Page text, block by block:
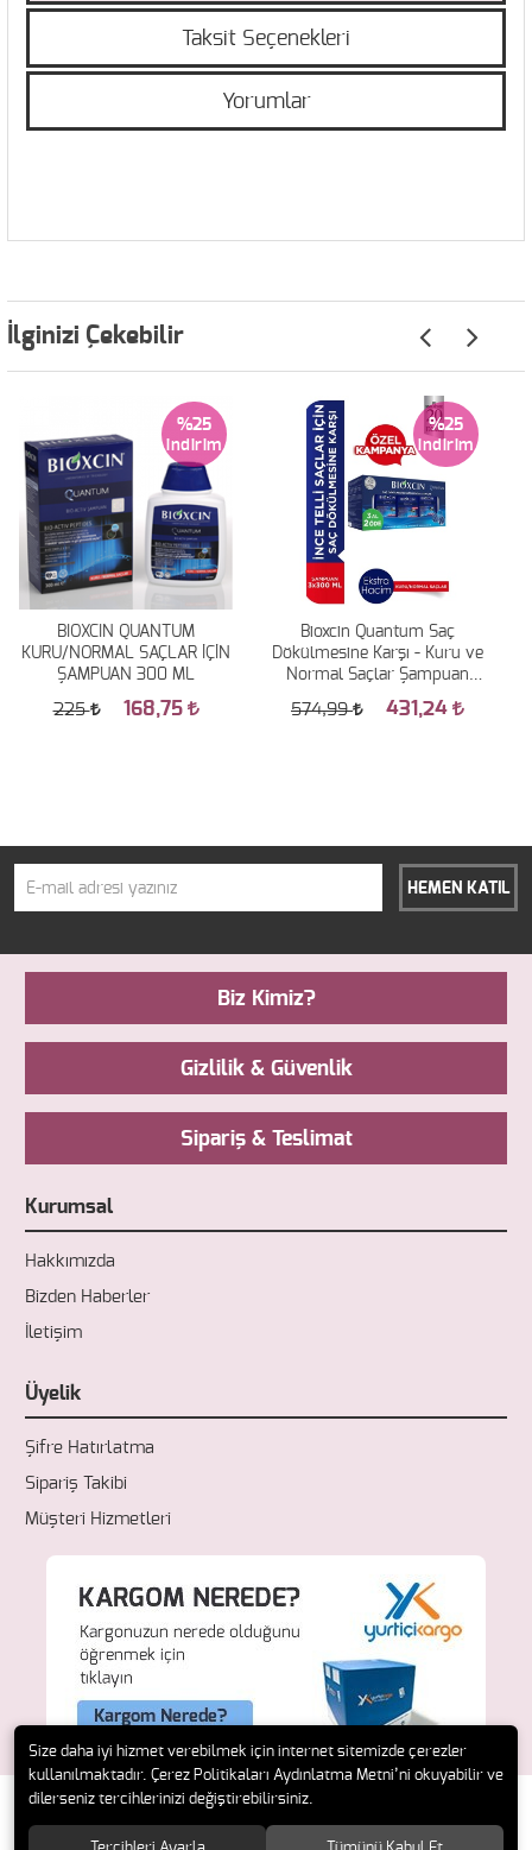
Taksit Seçenekleri
Yorumlar
İlginizi Çekebilir
BIOXCIN QUANTUM
KURU/NORMAL SAÇLAR İÇİN
ŞAMPUAN 300 ML
%25
225 168,75
Bioxcin Quantum Saç
Dökülmesine Karşı - Kuru ve
Normal Saçlar Şampuan
3x300ml 3 Al 2 Öde
%25
574,99 431,24
HEMEN KATIL
Biz Kimiz?
Gizlilik & Güvenlik
Sipariş & Teslimat
Kurumsal
Hakkımızda
Bizden Haberler
İletişim
Üyelik
Şifre Hatırlatma
Sipariş Takibi
Müşteri Hizmetleri
Size daha iyi hizmet verebilmek için internet sitemizde çerezler
kullanılmaktadır. Çerez Politikaları Aydınlatma Metni’ni okuyabilir ve
dilerseniz tercihlerinizi değiştirebilirsiniz.